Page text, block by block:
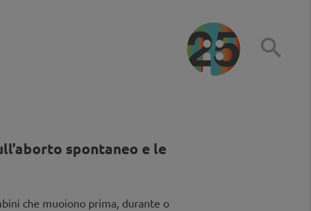

spontaneo e le
che muoiono prima, durante o